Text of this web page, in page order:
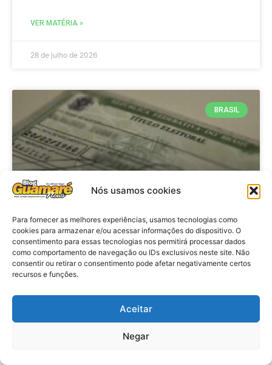
Nós usamos cookies
Para fornecer as melhores experiências, usamos tecnologias como
cookies para armazenar e/ou acessar informações do dispositivo. O
consentimento para essas tecnologias nos permitirá processar dados
como comportamento de navegação ou IDs exclusivos neste site. Não
consentir ou retirar o consentimento pode afetar negativamente certos
recursos e funções.
Aceitar
Negar
VER MATÉRIA »
28 de julho de 2026
BRASIL
Brasil: Policia Federal investiga
753 casos de crimes eleitorais
antes das eleições